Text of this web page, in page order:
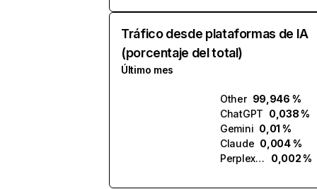
Tráfico desde plataformas de IA
(porcentaje del total)
Último mes
Other 99,946 %
ChatGPT 0,038 %
Gemini 0,01 %
Claude 0,004 %
Perplexity
0,002 %